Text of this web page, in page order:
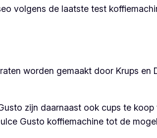
volgens de laatste test
worden gemaakt door Krups en
zijn daarnaast ook cups te
Gusto koffiemachine tot de